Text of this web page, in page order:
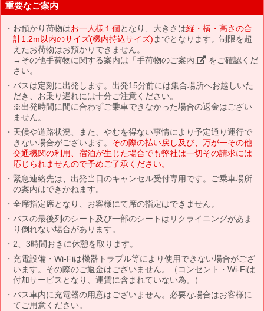
重要なご案内
お預かり荷物はお一人様１個となり、大きさは縦・横・高さの合
計1.2m以内のサイズ(機内持込サイズ) までとなります。制限を超
えたお荷物はお預かりできません。
→その他手荷物に関する案内は 「手荷物のご案内」 をご確認くだ
さい。
バスは定刻に出発します。出発15分前には集合場所へお越しいた
だき、お乗り遅れには十分ご注意ください。
※出発時間に間に合わずご乗車できなかった場合の返金はござい
ません。
天候や道路状況、また、やむを得ない事情により予定通り運行で
きない場合がございます。 その際の払い戻し及び、万が一その他
交通機関の利用、宿泊が生じた場合でも弊社は一切その請求には
応じられませんので予めご了承ください。
緊急連絡先は、出発当日のキャンセル受付専用です。ご乗車場所
の案内はできかねます。
全席指定席となり、お客様にて席の指定はできません。
バスの最後列のシート及び一部のシートはリクライニングがあま
り倒れない場合があります。
2、3時間おきに休憩を取ります。
充電設備・Wi-Fiは機器トラブル等により使用できない場合がござ
います。その際のご返金はございません。（コンセント・Wi-Fiは
付加サービスとなり、運賃に含まれていない為。）
バス車内に充電器の用意はございません。必要な場合はお客様に
てご用意ください。